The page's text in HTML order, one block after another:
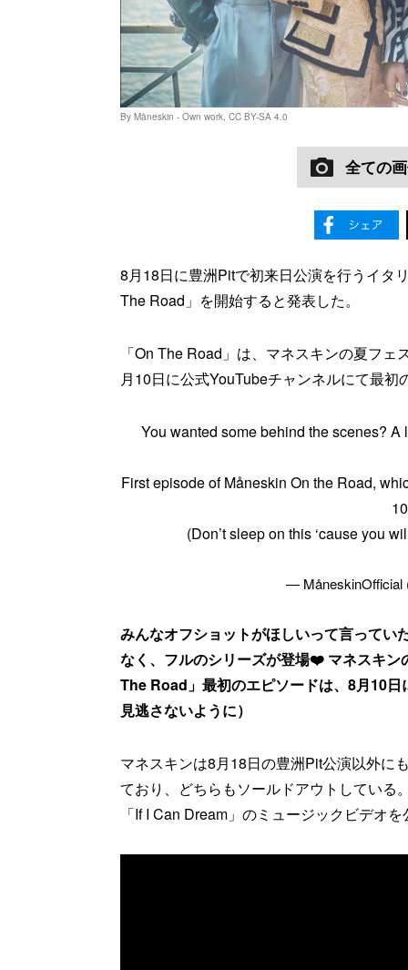
By Måneskin - Own work, CC BY-SA 4.0
全ての
8月18日に豊洲Pitで初来日公演を行うイタ
The Road」を開始すると発表した。
「On The Road」は、マネスキンの夏フ
月10日に公式YouTubeチャンネルにて最初
You wanted some behind the scenes?
First episode of Måneskin On the Road,
(Don’t sleep on this ‘cause you
— MåneskinOfficial
みんなオフショットがほしいって言ってい
なく、フルのシリーズが登場❤️ マネスキン
The Road」最初のエピソードは、8月10
見逃さないように）
マネスキンは8月18日の豊洲Pit公演以外に
ており、どちらもソールドアウトしている
「If I Can Dream」のミュージックビデオ